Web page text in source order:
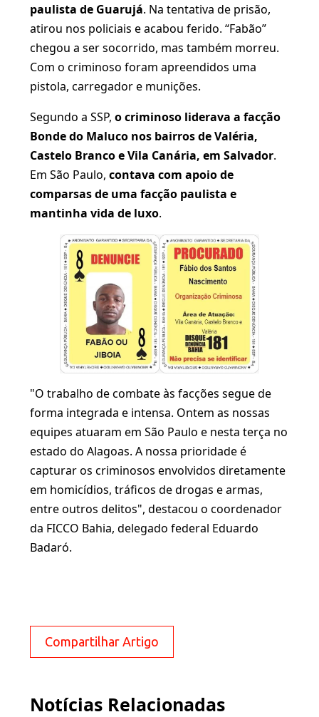
paulista de Guarujá. Na tentativa de prisão,
atirou nos policiais e acabou ferido. “Fabão”
chegou a ser socorrido, mas também morreu.
Com o criminoso foram apreendidos uma
pistola, carregador e munições.
Segundo a SSP, o criminoso liderava a facção
Bonde do Maluco nos bairros de Valéria,
Castelo Branco e Vila Canária, em Salvador.
Em São Paulo, contava com apoio de
comparsas de uma facção paulista e
mantinha vida de luxo.
"O trabalho de combate às facções segue de
forma integrada e intensa. Ontem as nossas
equipes atuaram em São Paulo e nesta terça no
estado do Alagoas. A nossa prioridade é
capturar os criminosos envolvidos diretamente
em homicídios, tráficos de drogas e armas,
entre outros delitos", destacou o coordenador
da FICCO Bahia, delegado federal Eduardo
Badaró.
Compartilhar Artigo
Notícias Relacionadas